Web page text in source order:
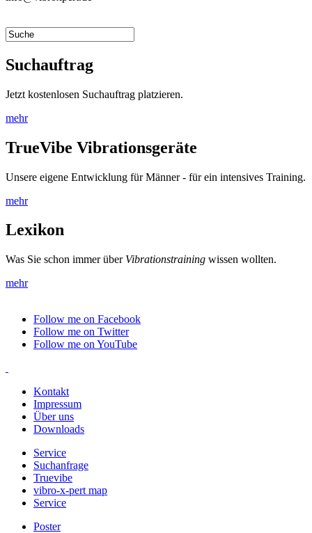
Suchauftrag
Jetzt kostenlosen Suchauftrag platzieren.
mehr
TrueVibe Vibrationsgeräte
Unsere eigene Entwicklung für Männer - für ein intensives Training.
mehr
Lexikon
Was Sie schon immer über Vibrationstraining wissen wollten.
mehr
Follow me on Facebook
Follow me on Twitter
Follow me on YouTube
Kontakt
Impressum
Über uns
Downloads
Service
Suchanfrage
Truevibe
vibro-x-pert map
Service
Poster